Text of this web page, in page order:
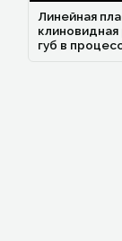
Линейная
губ в